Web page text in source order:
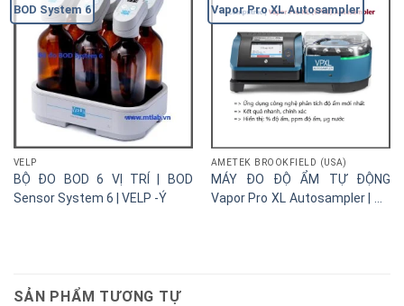
BOD System 6
VELP
BỘ ĐO BOD 6 VỊ TRÍ | BOD
Sensor System 6 | VELP -Ý
Vapor Pro XL Autosampler
AMETEK BROOKFIELD (USA)
MÁY ĐO ĐỘ ẨM TỰ ĐỘNG
Vapor Pro XL Autosampler | Đo
SẢN PHẨM TƯƠNG TỰ